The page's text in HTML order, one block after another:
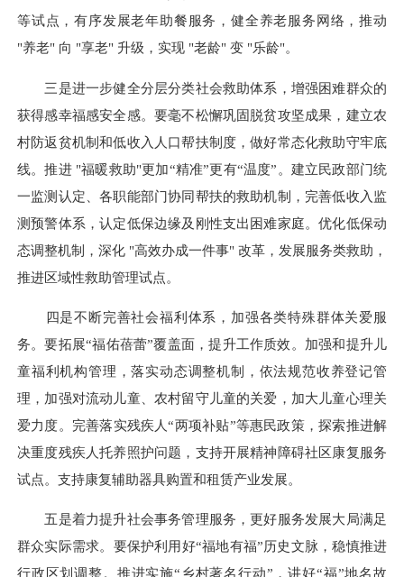
等试点，有序发展老年助餐服务，健全养老服务网络，推动
"养老" 向 "享老" 升级，实现 "老龄" 变 "乐龄"。
三是进一步健全分层分类社会救助体系，增强困难群众的
获得感幸福感安全感。要毫不松懈巩固脱贫攻坚成果，建立农
村防返贫机制和低收入人口帮扶制度，做好常态化救助守牢底
线。推进 "福暖救助"更加“精准”更有“温度”。建立民政部门统
一监测认定、各职能部门协同帮扶的救助机制，完善低收入监
测预警体系，认定低保边缘及刚性支出困难家庭。优化低保动
态调整机制，深化 "高效办成一件事" 改革，发展服务类救助，
推进区域性救助管理试点。
四是不断完善社会福利体系，加强各类特殊群体关爱服
务。要拓展“福佑蓓蕾”覆盖面，提升工作质效。加强和提升儿
童福利机构管理，落实动态调整机制，依法规范收养登记管
理，加强对流动儿童、农村留守儿童的关爱，加大儿童心理关
爱力度。完善落实残疾人“两项补贴”等惠民政策，探索推进解
决重度残疾人托养照护问题，支持开展精神障碍社区康复服务
试点。支持康复辅助器具购置和租赁产业发展。
五是着力提升社会事务管理服务，更好服务发展大局满足
群众实际需求。要保护利用好“福地有福”历史文脉，稳慎推进
行政区划调整。推进实施“乡村著名行动”，讲好“福”地名故